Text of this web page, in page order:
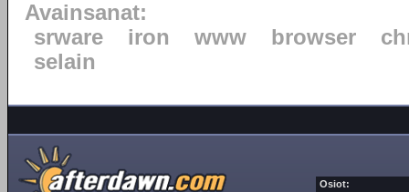
Avainsanat:
srware
iron www browser
selain
Osiot: